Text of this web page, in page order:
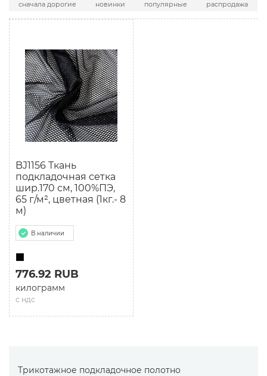
сначала дорогие
новинки популярные распродажа
BJ1156 Ткань
подкладочная сетка
шир.170 см, 100%ПЭ,
65 г/м², цветная (1кг.- 8
м)
В наличии
с ндс
776.92 RUB
килограмм
Трикотажное подкладочное полотно